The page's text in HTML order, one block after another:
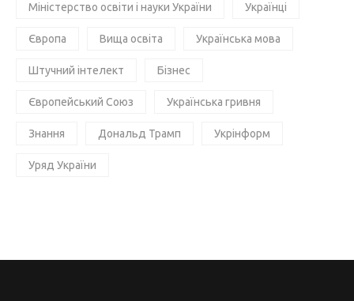
Міністерство освіти і науки України Українці
Європа Вища освіта Українська мова
Штучний інтелект Бізнес
Європейський Союз Українська гривня
Знання Дональд Трамп Укрінформ
Уряд України